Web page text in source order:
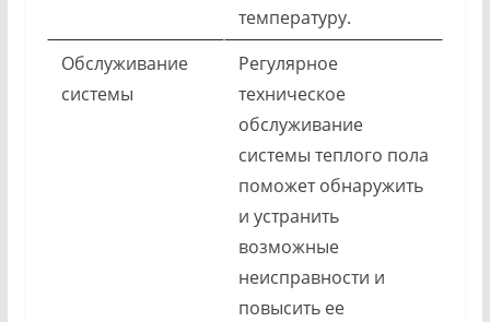
температуру.
Обслуживание
системы
Регулярное
техническое
обслуживание
системы теплого пола
поможет обнаружить
и устранить
возможные
неисправности и
повысить ее